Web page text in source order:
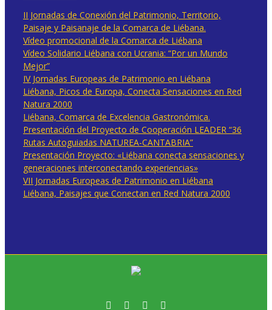
II Jornadas de Conexión del Patrimonio, Territorio,
Paisaje y Paisanaje de la Comarca de Liébana.
Vídeo promocional de la Comarca de Liébana
Vídeo Solidario Liébana con Ucrania: “Por un Mundo
Mejor”
IV Jornadas Europeas de Patrimonio en Liébana
Liébana, Picos de Europa, Conecta Sensaciones en Red
Natura 2000
Liébana, Comarca de Excelencia Gastronómica.
Presentación del Proyecto de Cooperación LEADER “36
Rutas Autoguiadas NATUREA-CANTABRIA”
Presentación Proyecto: «Liébana conecta sensaciones y
generaciones interconectando experiencias»
VII Jornadas Europeas de Patrimonio en Liébana
Liébana, Paisajes que Conectan en Red Natura 2000
Facebook
TwitterInstagram